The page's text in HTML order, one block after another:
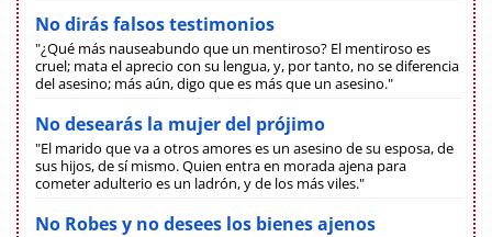
No dirás falsos testimonios
"¿Qué más nauseabundo que un mentiroso? El mentiroso es
cruel; mata el aprecio con su lengua, y, por tanto, no se diferencia
del asesino; más aún, digo que es más que un asesino."
No desearás la mujer del prójimo
"El marido que va a otros amores es un asesino de su esposa, de
sus hijos, de sí mismo. Quien entra en morada ajena para
cometer adulterio es un ladrón, y de los más viles."
No Robes y no desees los bienes ajenos